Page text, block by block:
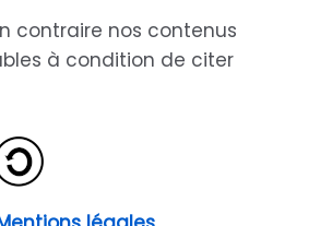
contraire nos contenus
à condition de citer